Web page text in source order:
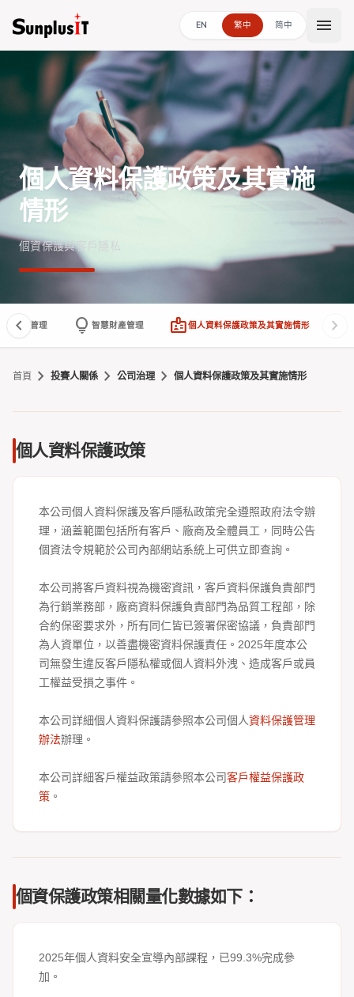
EN 繁中 简中 menu
個人資料保護政策及其實施
情形
個資保護與客戶隱私
chevron_left
訊安全管理 lightbulb 智慧財產管理 badge個人資料保護政策及其實施情形 chevron_right
首頁 chevron_right 投賽人關係 chevron_right 公司治理chevron_right 個人資料保護政策及其實施情形
個人資料保護政策
本公司個人資料保護及客戶隱私政策完全遵照政府法令辦
理，涵蓋範圍包括所有客戶、廠商及全體員工，同時公告
個資法令規範於公司內部網站系統上可供立即查詢。
本公司將客戶資料視為機密資訊，客戶資料保護負責部門
為行銷業務部，廠商資料保護負責部門為品質工程部，除
合約保密要求外，所有同仁皆已簽署保密協議，負責部門
為人資單位，以善盡機密資料保護責任。2025年度本公
司無發生違反客戶隱私權或個人資料外洩、造成客戶或員
工權益受損之事件。
本公司詳細個人資料保護請參照本公司個人資料保護管理
辦法辦理。
本公司詳細客戶權益政策請參照本公司客戶權益保護政
策 。
個資保護政策相關量化數據如下：
2025年個人資料安全宣導內部課程，已99.3%完成參
加。